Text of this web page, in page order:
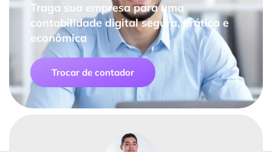
Traga sua empresa para uma
contabilidade digital segura, prática e
econômica
Trocar de contador